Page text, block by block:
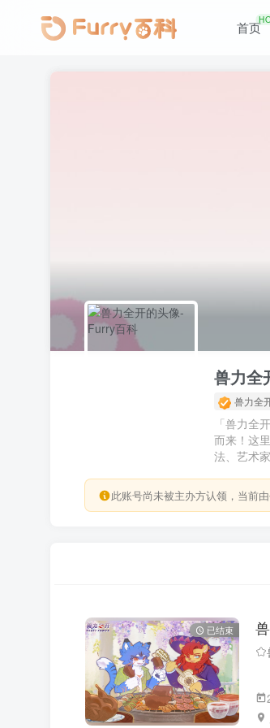
首页
兽力全
兽力全
「兽力全
而来！这
法、艺术
此账号尚未被主办方认领，当前
已结束